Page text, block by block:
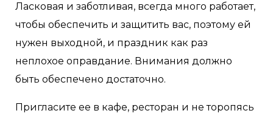
Ласковая и заботливая, всегда много работает,
чтобы обеспечить и защитить вас, поэтому ей
нужен выходной, и праздник как раз
неплохое оправдание. Внимания должно
быть обеспечено достаточно.
Пригласите ее в кафе, ресторан и не торопясь